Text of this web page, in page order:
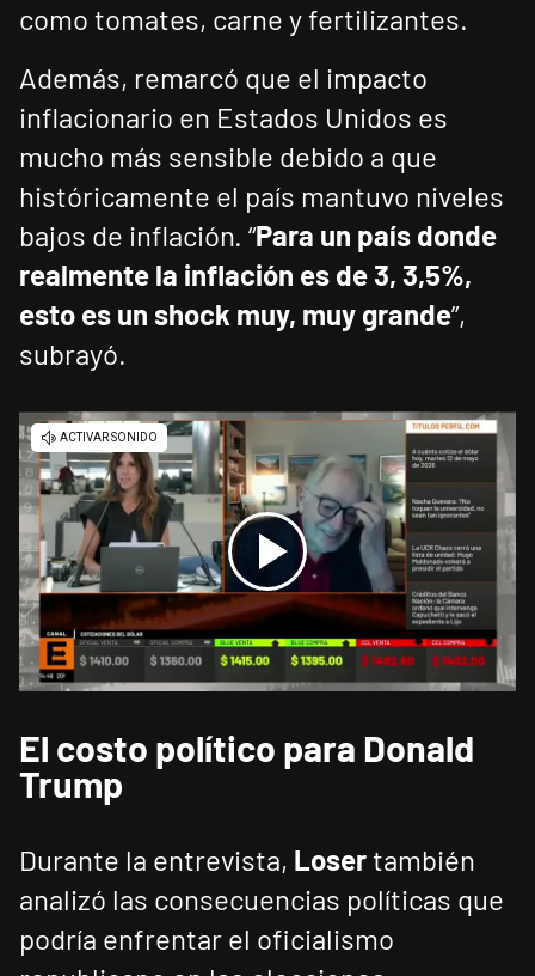
como tomates, carne y fertilizantes.
Además, remarcó que el impacto
inflacionario en Estados Unidos es
mucho más sensible debido a que
históricamente el país mantuvo niveles
bajos de inflación. “Para un país donde
realmente la inflación es de 3, 3,5%,
esto es un shock muy, muy grande”,
subrayó.
El costo político para Donald
Trump
Durante la entrevista, Losertambién
analizó las consecuencias políticas que
podría enfrentar el oficialismo